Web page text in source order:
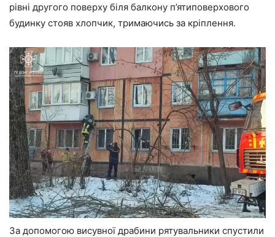
рівні другого поверху біля балкону п’ятиповерхового
будинку стояв хлопчик, тримаючись за кріплення.
За допомогою висувної драбини рятувальники спустили